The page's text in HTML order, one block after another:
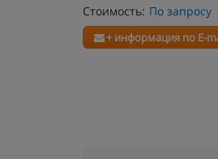
Стоимость: По запросу
+ информация по E-